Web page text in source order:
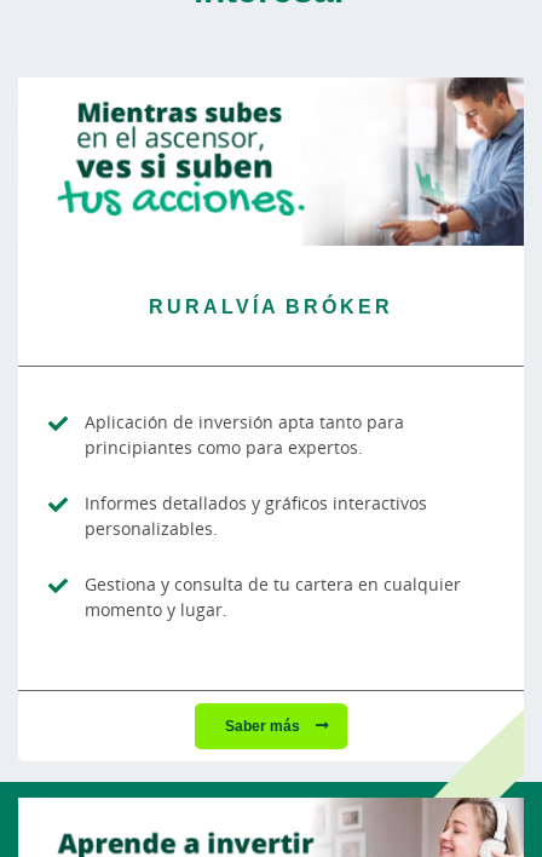
RURALVÍA BRÓKER
Aplicación de inversión apta tanto para
principiantes como para expertos.
Informes detallados y gráficos interactivos
personalizables.
Gestiona y consulta de tu cartera en cualquier
momento y lugar.
Saber más